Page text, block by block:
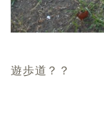
遊歩道？？